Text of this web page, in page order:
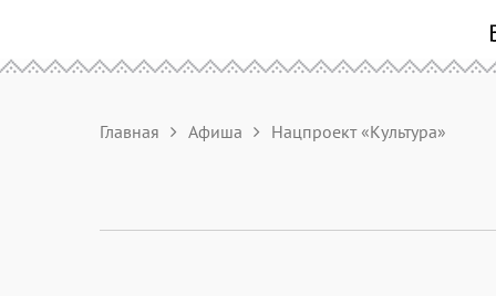
Главная Афиша Нацпроект «Культура»